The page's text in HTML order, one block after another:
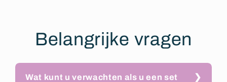
Belangrijke vragen
Wat kunt u verwachten als u een set